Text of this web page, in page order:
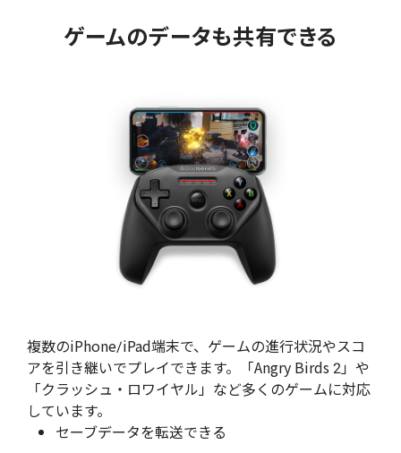
ゲームのデータも共有できる
複数のiPhone/iPad端末で、ゲームの進行状況やスコ
アを引き継いでプレイできます。「Angry Birds 2」や
「クラッシュ・ロワイヤル」など多くのゲームに対応
しています。
セーブデータを転送できる